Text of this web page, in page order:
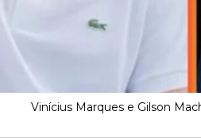
Vinícius Marques e Gilson